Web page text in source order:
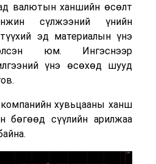
валютын ханшийн өсөлт
сүлжээний үнийн
эд материалын үнэ
юм. Ингэснээр
үнэ өсөхөд шууд
хувьцааны ханш
бөгөөд сүүлийн арилжаа